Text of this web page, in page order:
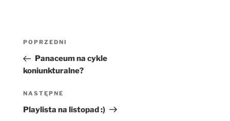
Nawigacja
Poprzedni
wpis
POPRZEDNI
Panaceum na cykle
koniunkturalne?
Następny
wpis
NASTĘPNE
Playlista na listopad :)